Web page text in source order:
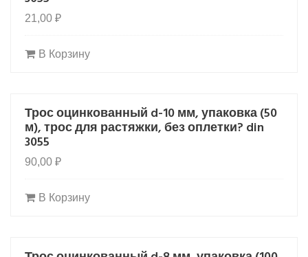
21,00 ₽
В Корзину
HOT
Трос оцинкованный d-10 мм, упаковка (50
м), трос для растяжки, без оплетки? din
3055
90,00 ₽
В Корзину